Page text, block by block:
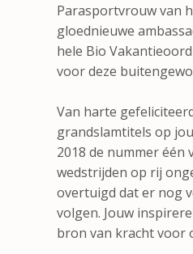
Parasportvrouw van
gloednieuwe
hele Bio
voor deze
Van harte
grandslamtitels op
2018 de nummer één
wedstrijden op rij
overtuigd dat er nog
volgen. Jouw
bron van kracht voor